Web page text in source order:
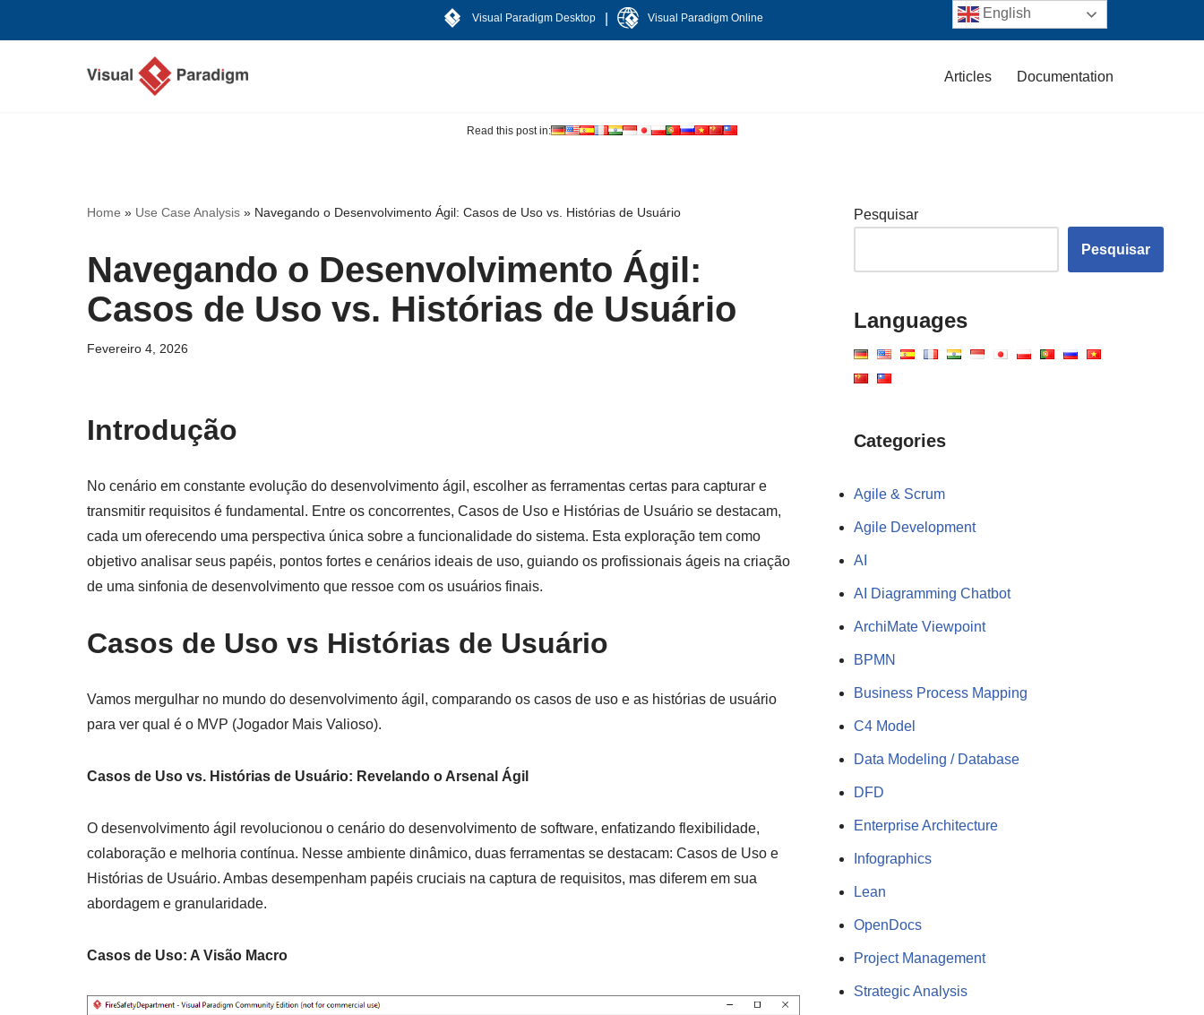
Visual Paradigm Desktop Visual Paradigm Online
Articles Documentation
Read this post in:
Home » Use Case Analysis » Navegando o Desenvolvimento Ágil: Casos de Uso vs. Histórias de Usuário
Navegando o Desenvolvimento Ágil:
Casos de Uso vs. Histórias de Usuário
Fevereiro 4, 2026
Introdução
No cenário em constante evolução do desenvolvimento ágil, escolher as ferramentas certas para capturar e
transmitir requisitos é fundamental. Entre os concorrentes, Casos de Uso e Histórias de Usuário se destacam,
cada um oferecendo uma perspectiva única sobre a funcionalidade do sistema. Esta exploração tem como
objetivo analisar seus papéis, pontos fortes e cenários ideais de uso, guiando os profissionais ágeis na criação
de uma sinfonia de desenvolvimento que ressoe com os usuários finais.
Casos de Uso vs Histórias de Usuário
Vamos mergulhar no mundo do desenvolvimento ágil, comparando os casos de uso e as histórias de usuário
para ver qual é o MVP (Jogador Mais Valioso).
Casos de Uso vs. Histórias de Usuário: Revelando o Arsenal Ágil
O desenvolvimento ágil revolucionou o cenário do desenvolvimento de software, enfatizando flexibilidade,
colaboração e melhoria contínua. Nesse ambiente dinâmico, duas ferramentas se destacam: Casos de Uso e
Histórias de Usuário. Ambas desempenham papéis cruciais na captura de requisitos, mas diferem em sua
abordagem e granularidade.
Casos de Uso: A Visão Macro
Pesquisar
Pesquisar
Languages
Categories
Agile & Scrum
Agile Development
AI
AI Diagramming Chatbot
ArchiMate Viewpoint
BPMN
Business Process Mapping
C4 Model
Data Modeling / Database
DFD
Enterprise Architecture
Infographics
Lean
OpenDocs
Project Management
Strategic Analysis
English